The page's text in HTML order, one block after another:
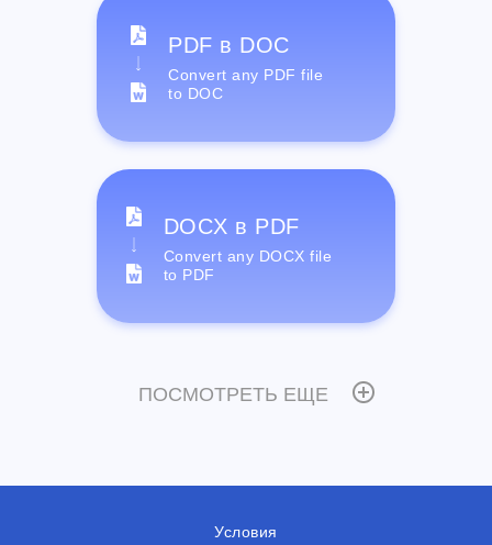
PDF в DOC
Convert any PDF file
to DOC
DOCX в PDF
Convert any DOCX file
to PDF
ПОСМОТРЕТЬ ЕЩЕ
Условия